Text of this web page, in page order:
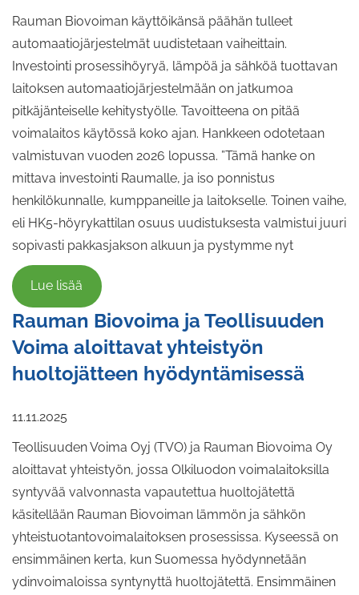
Rauman Biovoiman käyttöikänsä päähän tulleet
automaatiojärjestelmät uudistetaan vaiheittain.
Investointi prosessihöyryä, lämpöä ja sähköä tuottavan
laitoksen automaatiojärjestelmään on jatkumoa
pitkäjänteiselle kehitystyölle. Tavoitteena on pitää
voimalaitos käytössä koko ajan. Hankkeen odotetaan
valmistuvan vuoden 2026 lopussa. ”Tämä hanke on
mittava investointi Raumalle, ja iso ponnistus
henkilökunnalle, kumppaneille ja laitokselle. Toinen vaihe,
eli HK5-höyrykattilan osuus uudistuksesta valmistui juuri
sopivasti pakkasjakson alkuun ja pystymme nyt
Lue lisää
Rauman Biovoima ja Teollisuuden
Voima aloittavat yhteistyön
huoltojätteen hyödyntämisessä
11.11.2025
Teollisuuden Voima Oyj (TVO) ja Rauman Biovoima Oy
aloittavat yhteistyön, jossa Olkiluodon voimalaitoksilla
syntyvää valvonnasta vapautettua huoltojätettä
käsitellään Rauman Biovoiman lämmön ja sähkön
yhteistuotantovoimalaitoksen prosessissa. Kyseessä on
ensimmäinen kerta, kun Suomessa hyödynnetään
ydinvoimaloissa syntynyttä huoltojätettä. Ensimmäinen